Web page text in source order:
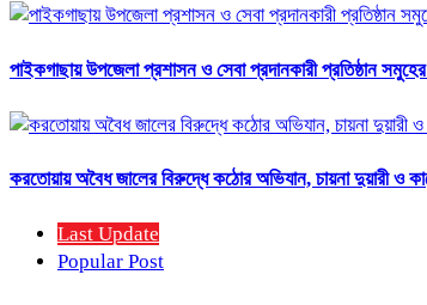
পাইকগাছায় উপজেলা প্রশাসন ও সেবা প্রদানকারী প্রতিষ্ঠান
করতোয়ায় অবৈধ জালের বিরুদ্ধে কঠোর অভিযান, চায়না দুয়ারী ও
Last Update
Popular Post